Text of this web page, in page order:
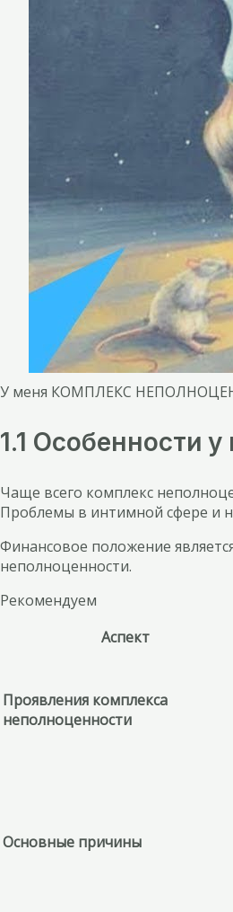
У меня КОМПЛЕКС
1.1 Особенности
Чаще всего комплекс
Проблемы в интимной сфере и
Финансовое положение
неполноценности.
Рекомендуем
Аспект
Проявления комплекса
неполноценности
Основные причины